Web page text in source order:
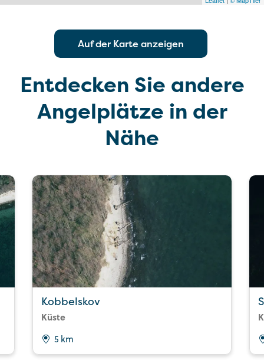
Auf der Karte anzeigen
Entdecken Sie andere
Angelplätze in der
Nähe
Kobbelskov
Küste
5 km